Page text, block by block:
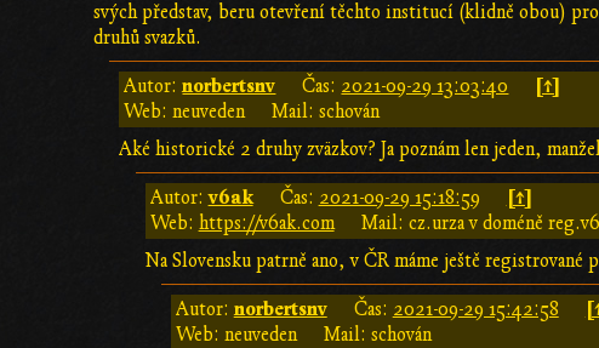
svých představ, beru otevření těchto institucí (klidně obou)
druhů svazků.
Autor:norbertsnv Čas: 2021-09-29 13:03:40 [↑]
Web: neuveden
Mail: schován
Aké historické 2 druhy zväzkov? Ja poznám len jeden,
Autor:v6ak Čas: 2021-09-29 15:18:59 [↑]
Web: https://v6ak.com
Mail: cz.urza v doméně
Na Slovensku patrně ano, v ČR máme ještě
Autor:norbertsnv Čas: 2021-09-29 15:42:58
Web: neuveden
Mail: schován